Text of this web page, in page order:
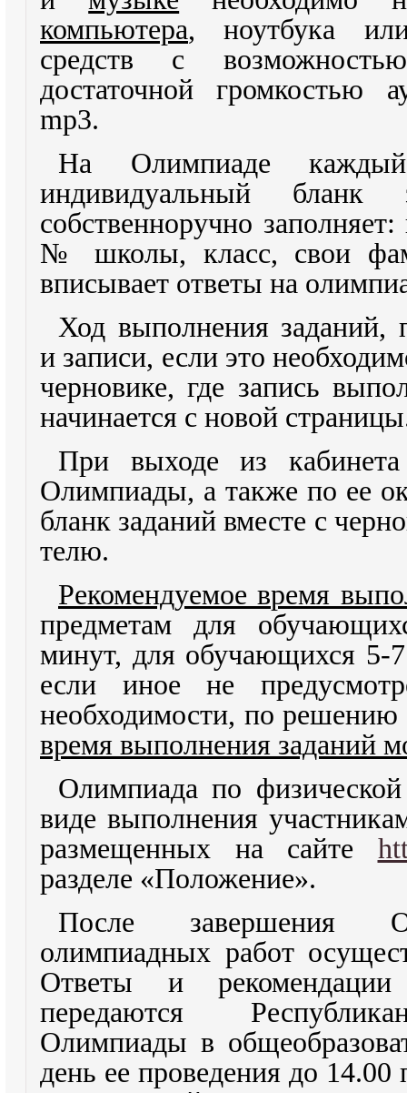
компьютера, ноутбука
средств с
достаточной громкостью
mp3.
На Олимпиаде каждый
индивидуальный
собственноручно
№ школы, класс, свои
вписывает ответы на
Ход выполнения заданий,
и записи, если это
черновике, где запись
начинается с новой
При выходе из
Олимпиады, а также по ее
бланк заданий вместе с
телю.
Рекомендуемое время
предметам для
минут, для обучающихся 5-
если иное не
необходимости, по решению
время выполнения заданий
Олимпиада по
виде выполнения
размещенных на сайте
разделе «Положение».
После завершения
олимпиадных работ
Ответы и
передаются
Олимпиады в
день ее проведения до 14.00